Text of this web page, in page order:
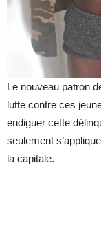
Le nouveau patron
lutte contre ces
endiguer cette
seulement
la capitale.